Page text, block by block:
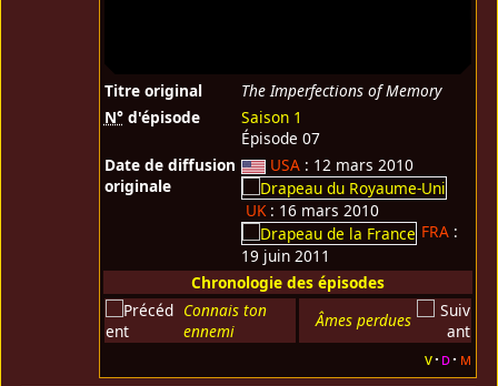
Titre original
The Imperfections of Memory
N°d'épisode
Saison 1
Épisode 07
Date de diffusion
originale
USA: 12 mars 2010
UK: 16 mars 2010
FRA:
19 juin 2011
Chronologie des épisodes
Connais ton
ennemi
Âmes perdues
v d m